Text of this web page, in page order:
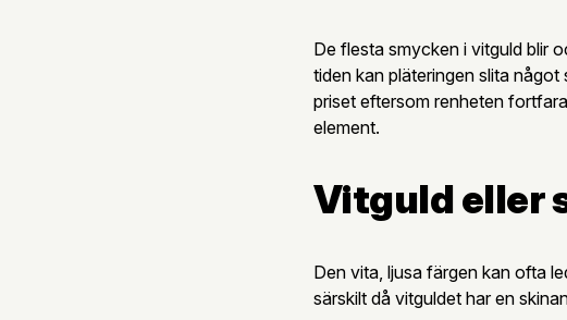
De flesta smycken i vitguld blir
tiden kan pläteringen slita
priset eftersom renheten
element.
Vitguld eller
Den vita, ljusa färgen kan ofta
särskilt då vitguldet har en